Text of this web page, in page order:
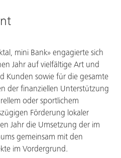
mini Bank» engagierte sich
Jahr auf vielfältige Art und
Kunden sowie für die gesamte
der finanziellen Unterstützung
oder sportlichem
Förderung lokaler
Jahr die Umsetzung der im
gemeinsam mit den
im Vordergrund.